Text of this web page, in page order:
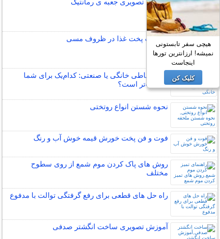
آموزش تصویری جعبه ی رمانتیک
مضرات پخت غذا در ظروف مسی
چرخ خیاطی خانگی یا صنعتی: کدام‌یک برای شما
مناسب‌تر است؟
نحوه شستن انواع روتختی
فوت و فن پخت خورش قیمه خوش آب و رنگ
روش های پاک کردن موم شمع از روی سطوح
مختلف
راه حل های قطعی برای رفع گرفتگی توالت با مدفوع
آموزش تصویری ساخت انگشتر صدفی
هیچی سفر تابستونی
نمیشه! ارزانترین تورها
اینجاست
کلیک کن